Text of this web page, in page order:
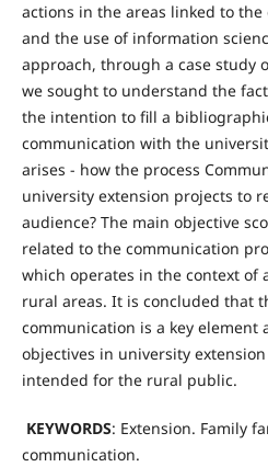
actions in the areas linked to
and the use of information
approach, through a case study
we sought to understand the
the intention to fill a
communication with the
arises - how the process
university extension projects to
audience? The main objective
related to the communication
which operates in the context of
rural areas. It is concluded that
communication is a key element
objectives in university
intended for the rural public.
KEYWORDS: Extension. Family
communication.